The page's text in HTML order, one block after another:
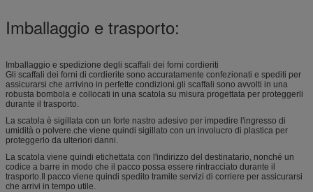
Imballaggio e trasporto:
Imballaggio e spedizione degli scaffali dei forni cordieriti
Gli scaffali dei forni di cordierite sono accuratamente confezionati e spediti per
assicurarsi che arrivino in perfette condizioni.gli scaffali sono avvolti in una
robusta bombola e collocati in una scatola su misura progettata per proteggerli
durante il trasporto.
La scatola è sigillata con un forte nastro adesivo per impedire l'ingresso di
umidità o polvere.che viene quindi sigillato con un involucro di plastica per
proteggerlo da ulteriori danni.
La scatola viene quindi etichettata con l'indirizzo del destinatario, nonché un
codice a barre in modo che il pacco possa essere rintracciato durante il
trasporto.Il pacco viene quindi spedito tramite servizi di corriere per assicurarsi
che arrivi in tempo utile.